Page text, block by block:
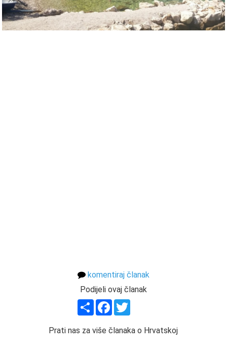
komentiraj članak
Podijeli ovaj članak
ShareFacebook
Prati nas za više članaka o Hrvatskoj